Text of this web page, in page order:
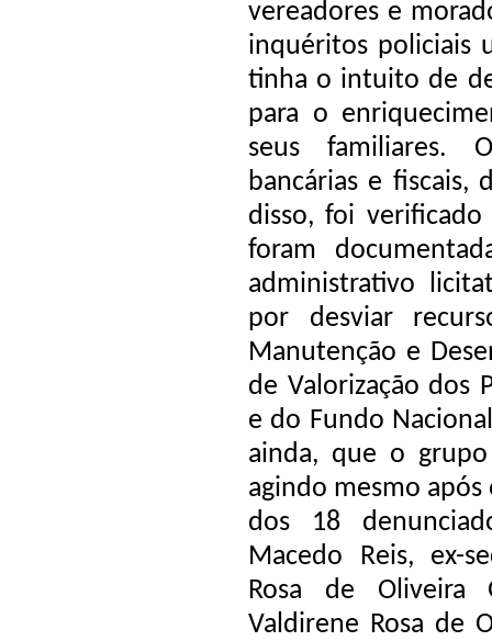
vereadores e
inquéritos policiais
tinha o intuito de
para o
seus familiares.
bancárias e fiscais,
disso, foi verificado
foram
administrativo
por desviar
Manutenção e
de Valorização dos
e do Fundo
ainda, que o
agindo mesmo
dos 18
Macedo Reis, ex-
Rosa de Oliveira
Valdirene Rosa de